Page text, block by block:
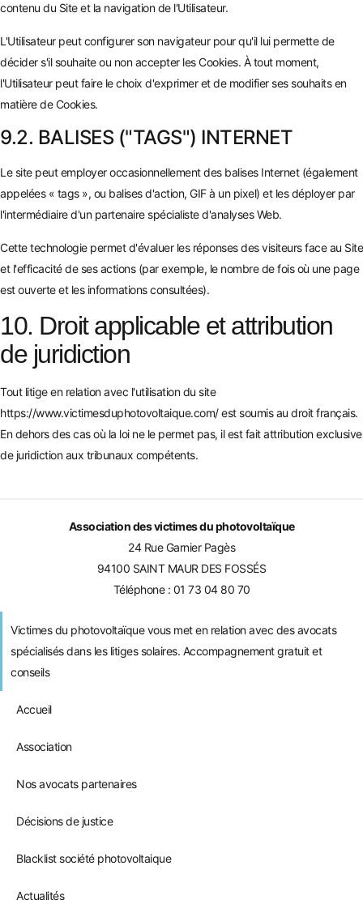
contenu du Site et la navigation de l'Utilisateur.
L'Utilisateur peut configurer son navigateur pour qu'il lui permette de
décider s'il souhaite ou non accepter les Cookies. À tout moment,
l'Utilisateur peut faire le choix d'exprimer et de modifier ses souhaits en
matière de Cookies.
9.2. BALISES ("TAGS") INTERNET
Le site peut employer occasionnellement des balises Internet (également
appelées « tags », ou balises d'action, GIF à un pixel) et les déployer par
l'intermédiaire d'un partenaire spécialiste d'analyses Web.
Cette technologie permet d'évaluer les réponses des visiteurs face au Site
et l'efficacité de ses actions (par exemple, le nombre de fois où une page
est ouverte et les informations consultées).
10. Droit applicable et attribution
de juridiction
Tout litige en relation avec l'utilisation du site
https://www.victimesduphotovoltaique.com/est soumis au droit français.
En dehors des cas où la loi ne le permet pas, il est fait attribution exclusive
de juridiction aux tribunaux compétents.
Association des victimes du photovoltaïque
24 Rue Garnier Pagès
94100 SAINT MAUR DES FOSSÉS
Téléphone : 01 73 04 80 70
Victimes du photovoltaïque vous met en relation avec des avocats
spécialisés dans les litiges solaires. Accompagnement gratuit et
conseils
Accueil
Association
Nos avocats partenaires
Décisions de justice
Blacklist société photovoltaique
Actualités